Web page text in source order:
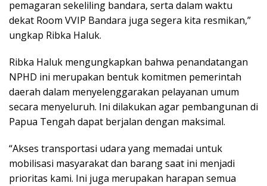
pemagaran sekeliling bandara, serta dalam waktu
dekat Room VVIP Bandara juga segera kita resmikan,”
ungkap Ribka Haluk.
Ribka Haluk mengungkapkan bahwa penandatangan
NPHD ini merupakan bentuk komitmen pemerintah
daerah dalam menyelenggarakan pelayanan umum
secara menyeluruh. Ini dilakukan agar pembangunan di
Papua Tengah dapat berjalan dengan maksimal.
“Akses transportasi udara yang memadai untuk
mobilisasi masyarakat dan barang saat ini menjadi
prioritas kami. Ini juga merupakan harapan semua